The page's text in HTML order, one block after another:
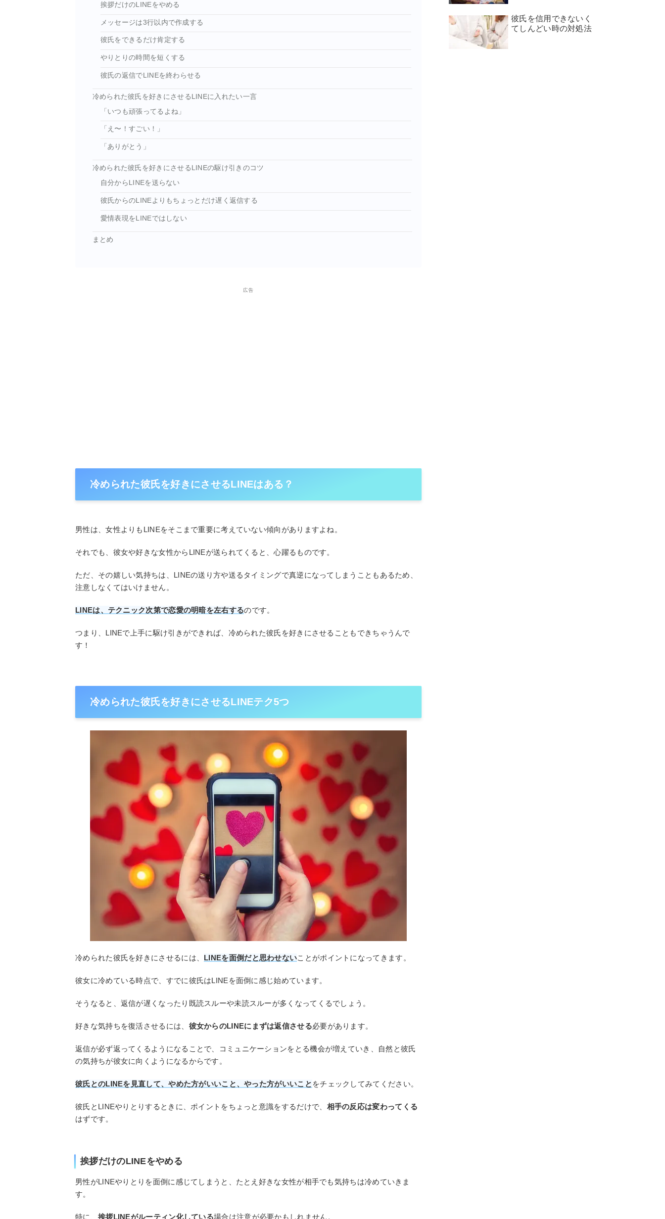
挨拶だけのLINEをやめる
メッセージは3行以内で作成する
彼氏をできるだけ肯定する
やりとりの時間を短くする
彼氏の返信でLINEを終わらせる
冷められた彼氏を好きにさせるLINEに入れたい一言
「いつも頑張ってるよね」
「え〜！すごい！」
「ありがとう」
冷められた彼氏を好きにさせるLINEの駆け引きのコツ
自分からLINEを送らない
彼氏からのLINEよりもちょっとだけ遅く返信する
愛情表現をLINEではしない
まとめ
広告
冷められた彼氏を好きにさせるLINEはある？
男性は、女性よりもLINEをそこまで重要に考えていない傾向がありますよね。
それでも、彼女や好きな女性からLINEが送られてくると、心躍るものです。
ただ、その嬉しい気持ちは、LINEの送り方や送るタイミングで真逆になってしまうこともあるため、
注意しなくてはいけません。
LINEは、テクニック次第で恋愛の明暗を左右するのです。
つまり、LINEで上手に駆け引きができれば、冷められた彼氏を好きにさせることもできちゃうんで
す！
冷められた彼氏を好きにさせるLINEテク5つ
冷められた彼氏を好きにさせるには、 LINEを面倒だと思わせないことがポイントになってきます。
彼女に冷めている時点で、すでに彼氏はLINEを面倒に感じ始めています。
そうなると、返信が遅くなったり既読スルーや未読スルーが多くなってくるでしょう。
好きな気持ちを復活させるには、 彼女からのLINEにまずは返信させる必要があります。
返信が必ず返ってくるようになることで、コミュニケーションをとる機会が増えていき、自然と彼氏
の気持ちが彼女に向くようになるからです。
彼氏とのLINEを見直して、やめた方がいいこと、やった方がいいこと をチェックしてみてください。
彼氏とLINEやりとりするときに、ポイントをちょっと意識をするだけで、 相手の反応は変わってくる
はずです。
挨拶だけのLINEをやめる
男性がLINEやりとりを面倒に感じてしまうと、たとえ好きな女性が相手でも気持ちは冷めていきま
す。
特に、 挨拶LINEがルーティン化している場合は注意が必要かもしれません。
彼氏を信用できないく
てしんどい時の対処法